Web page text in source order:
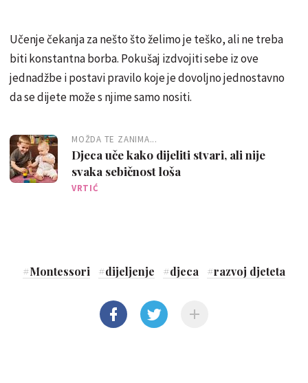
Učenje čekanja za nešto što želimo je teško, ali ne treba
biti konstantna borba. Pokušaj izdvojiti sebe iz ove
jednadžbe i postavi pravilo koje je dovoljno jednostavno
da se dijete može s njime samo nositi.
MOŽDA TE ZANIMA...
Djeca uče kako dijeliti stvari, ali nije
svaka sebičnost loša
VRTIĆ
#Montessori #dijeljenje #djeca #razvoj djeteta